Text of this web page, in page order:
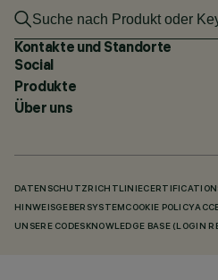
Kontakte und Standorte
Social
Produkte
Über uns
DATENSCHUTZRICHTLINIE
HINWEISGEBERSYSTEM COOKIE POLICY
UNSERE CODES KNOWLEDGE BASE (LOGIN